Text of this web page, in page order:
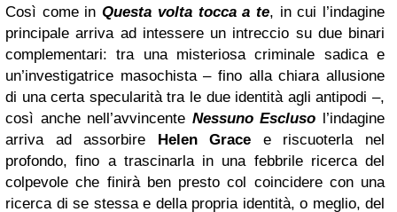
Così come inQuesta volta tocca a te, in cui l’indagine
principale arriva ad intessere un intreccio su due binari
complementari: tra una misteriosa criminale sadica e
un’investigatrice masochista – fino alla chiara allusione
di una certa specularità tra le due identità agli antipodi –,
così anche nell’avvincente Nessuno Escluso l’indagine
arriva ad assorbire Helen Grace e riscuoterla nel
profondo, fino a trascinarla in una febbrile ricerca del
colpevole che finirà ben presto col coincidere con una
ricerca di se stessa e della propria identità, o meglio, del